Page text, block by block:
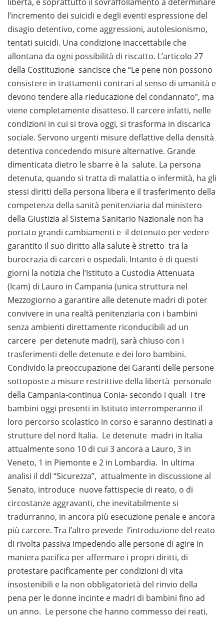
libertà, è soprattutto il sovraffollamento a determinare
l’incremento dei suicidi e degli eventi espressione del
disagio detentivo, come aggressioni, autolesionismo,
tentati suicidi. Una condizione inaccettabile che
allontana da ogni possibilità di riscatto. L’articolo 27
della Costituzione sancisce che “Le pene non possono
consistere in trattamenti contrari al senso di umanità e
devono tendere alla rieducazione del condannato”, ma
viene completamente disatteso. Il carcere infatti, nelle
condizioni in cui si trova oggi, si trasforma in discarica
sociale. Servono urgenti misure deflattive della densità
detentiva concedendo misure alternative. Grande
dimenticata dietro le sbarre è la salute. La persona
detenuta, quando si tratta di malattia o infermità, ha gli
stessi diritti della persona libera e il trasferimento della
competenza della sanità penitenziaria dal ministero
della Giustizia al Sistema Sanitario Nazionale non ha
portato grandi cambiamenti e il detenuto per vedere
garantito il suo diritto alla salute è stretto tra la
burocrazia di carceri e ospedali. Intanto è di questi
giorni la notizia che l’Istituto a Custodia Attenuata
(Icam) di Lauro in Campania (unica struttura nel
Mezzogiorno a garantire alle detenute madri di poter
convivere in una realtà penitenziaria con i bambini
senza ambienti direttamente riconducibili ad un
carcere per detenute madri), sarà chiuso con i
trasferimenti delle detenute e dei loro bambini.
Condivido la preoccupazione dei Garanti delle persone
sottoposte a misure restrittive della libertà personale
della Campania-continua Conia- secondo i quali i tre
bambini oggi presenti in Istituto interromperanno il
loro percorso scolastico in corso e saranno destinati a
strutture del nord Italia. Le detenute madri in Italia
attualmente sono 10 di cui 3 ancora a Lauro, 3 in
Veneto, 1 in Piemonte e 2 in Lombardia. In ultima
analisi il ddl “Sicurezza”, attualmente in discussione al
Senato, introduce nuove fattispecie di reato, o di
circostanze aggravanti, che inevitabilmente si
tradurranno, in ancora più esecuzione penale e ancora
più carcere. Tra l’altro prevede l’introduzione del reato
di rivolta passiva impedendo alle persone di agire in
maniera pacifica per affermare i propri diritti, di
protestare pacificamente per condizioni di vita
insostenibili e la non obbligatorietà del rinvio della
pena per le donne incinte e madri di bambini fino ad
un anno. Le persone che hanno commesso dei reati,